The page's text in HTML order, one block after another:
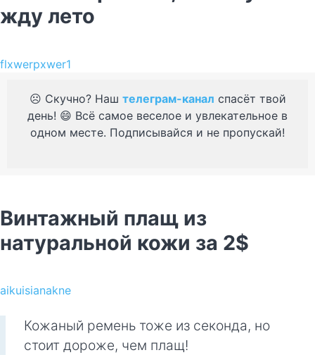
жду лето
flxwerpxwer1
☹️ Скучно? Наш телеграм-канал спасёт твой
день! 😄 Всё самое веселое и увлекательное в
одном месте. Подписывайся и не пропускай!
Винтажный плащ из
натуральной кожи за 2$
aikuisianakne
Кожаный ремень тоже из секонда, но
стоит дороже, чем плащ!